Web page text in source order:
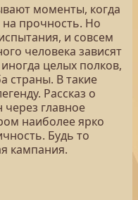
моменты, когда
на прочность. Но
и совсем
человека зависят
целых полков,
страны. В такие
Рассказ о
через главное
наиболее ярко
Будь то
кампания.